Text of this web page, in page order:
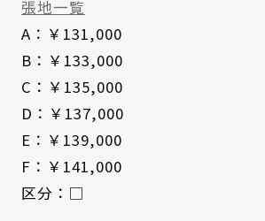
張地一覧
A：￥131,000
B：￥133,000
C：￥135,000
D：￥137,000
E：￥139,000
F：￥141,000
区分：□